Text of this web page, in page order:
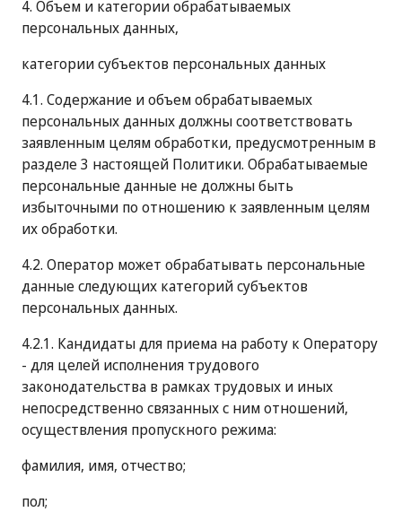
4. Объем и категории обрабатываемых
персональных данных,
категории субъектов персональных данных
4.1. Содержание и объем обрабатываемых
персональных данных должны соответствовать
заявленным целям обработки, предусмотренным в
разделе 3 настоящей Политики. Обрабатываемые
персональные данные не должны быть
избыточными по отношению к заявленным целям
их обработки.
4.2. Оператор может обрабатывать персональные
данные следующих категорий субъектов
персональных данных.
4.2.1. Кандидаты для приема на работу к Оператору
- для целей исполнения трудового
законодательства в рамках трудовых и иных
непосредственно связанных с ним отношений,
осуществления пропускного режима:
фамилия, имя, отчество;
пол;